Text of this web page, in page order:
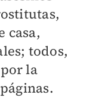
casa,
todos,
la